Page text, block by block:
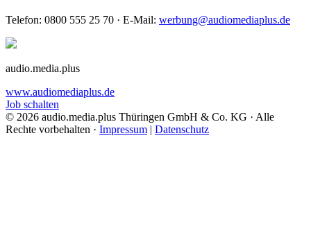
Telefon: 0800 555 25 70 · E-Mail: werbung@audiomediaplus.de
audio.media.plus
www.audiomediaplus.de
Job schalten
© 2026 audio.media.plus Thüringen GmbH & Co. KG · Alle
Rechte vorbehalten · Impressum | Datenschutz